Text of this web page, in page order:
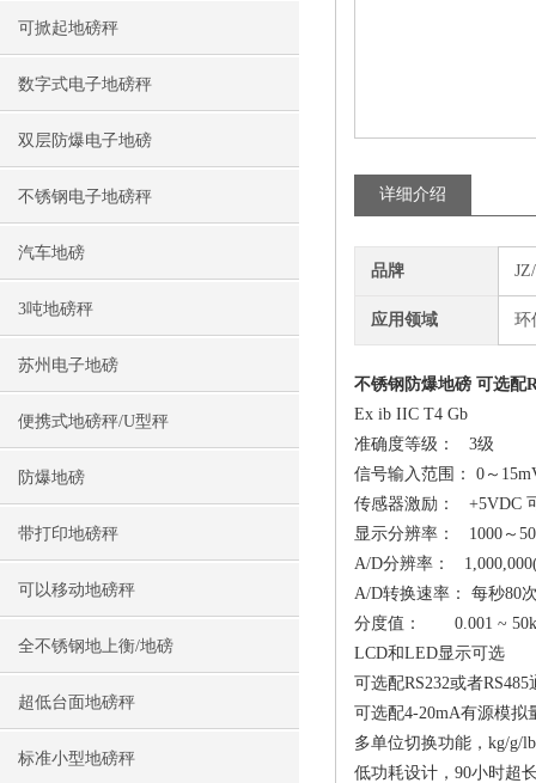
可掀起地磅秤
数字式电子地磅秤
双层防爆电子地磅
不锈钢电子地磅秤
汽车地磅
3吨地磅秤
苏州电子地磅
便携式地磅秤/U型秤
防爆地磅
带打印地磅秤
可以移动地磅秤
全不锈钢地上衡/地磅
超低台面地磅秤
标准小型地磅秤
详细介绍
品牌
应用领域 环
不锈钢防爆地磅 可选配
Ex ib IIC T4 Gb
准确度等级： 3级
信号输入范围： 0～
传感器激励： +5VDC
显示分辨率： 1000～
A/D分辨率：
A/D转换速率： 每秒80
分度值： 0.001 ~
LCD和LED显示可选
可选配RS232或者
可选配4-20mA有源模拟
多单位切换功能，kg/g/
低功耗设计，90小时超